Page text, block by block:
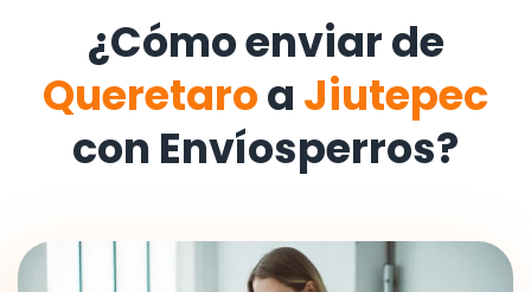
¿Cómo enviar de
Queretaroa Jiutepec
con Envíosperros?